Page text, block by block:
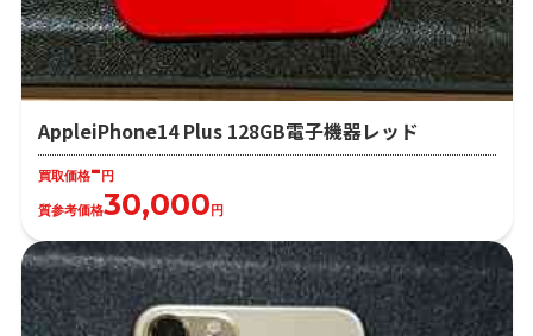
AppleiPhone14 Plus 128GB電子機器レッド
買取価格-円
質参考価格30,000円